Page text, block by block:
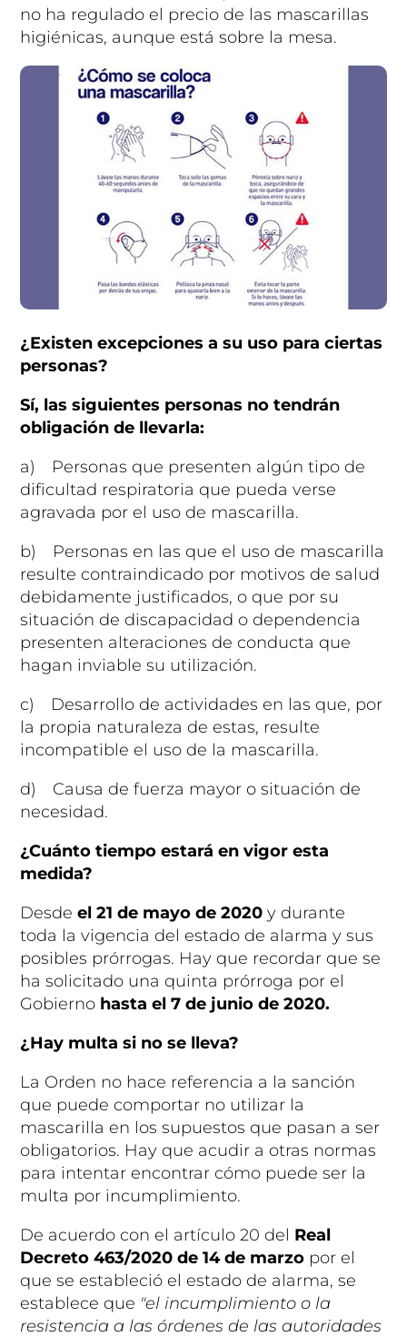
no ha regulado el precio de las mascarillas
higiénicas, aunque está sobre la mesa.
¿Existen excepciones a su uso para ciertas
personas?
Sí, las siguientes personas no tendrán
obligación de llevarla:
a) Personas que presenten algún tipo de
dificultad respiratoria que pueda verse
agravada por el uso de mascarilla.
b) Personas en las que el uso de mascarilla
resulte contraindicado por motivos de salud
debidamente justificados, o que por su
situación de discapacidad o dependencia
presenten alteraciones de conducta que
hagan inviable su utilización.
c) Desarrollo de actividades en las que, por
la propia naturaleza de estas, resulte
incompatible el uso de la mascarilla.
d) Causa de fuerza mayor o situación de
necesidad.
¿Cuánto tiempo estará en vigor esta
medida?
Desdeel 21 de mayo de 2020 y durante
toda la vigencia del estado de alarma y sus
posibles prórrogas. Hay que recordar que se
ha solicitado una quinta prórroga por el
Gobierno hasta el 7 de junio de 2020.
¿Hay multa si no se lleva?
La Orden no hace referencia a la sanción
que puede comportar no utilizar la
mascarilla en los supuestos que pasan a ser
obligatorios. Hay que acudir a otras normas
para intentar encontrar cómo puede ser la
multa por incumplimiento.
De acuerdo con el artículo 20 del Real
Decreto 463/2020 de 14 de marzo por el
que se estableció el estado de alarma, se
establece que "el incumplimiento o la
resistencia a las órdenes de las autoridades